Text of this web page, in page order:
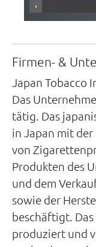
Firmen- &
Japan Tobacco
Das
tätig. Das
in Japan mit
von
Produkten des
und dem
sowie der
beschäftigt. Das
produziert und